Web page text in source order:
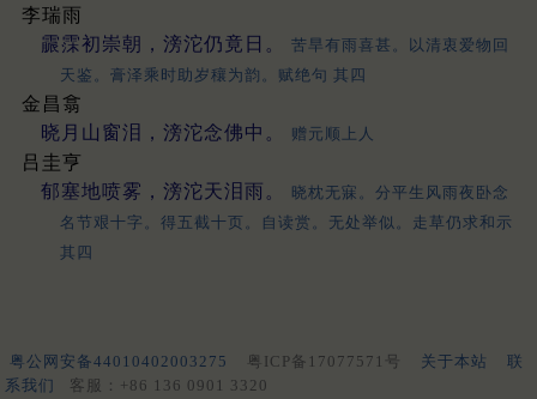
李瑞雨
霢霂初崇朝，滂沱仍竟日。
苦旱有雨喜甚。以清衷爱物回
天鉴。膏泽乘时助岁穰为韵。赋绝句 其四
金昌翕
晓月山窗泪，滂沱念佛中。
赠元顺上人
吕圭亨
郁塞地喷雾，滂沱天泪雨。
晓枕无寐。分平生风雨夜卧念
名节艰十字。得五截十页。自读赏。无处举似。走草仍求和示
其四
粤公网安备44010402003275 粤ICP备17077571号 关于本站
联
系我们
客服：+86 136 0901 3320